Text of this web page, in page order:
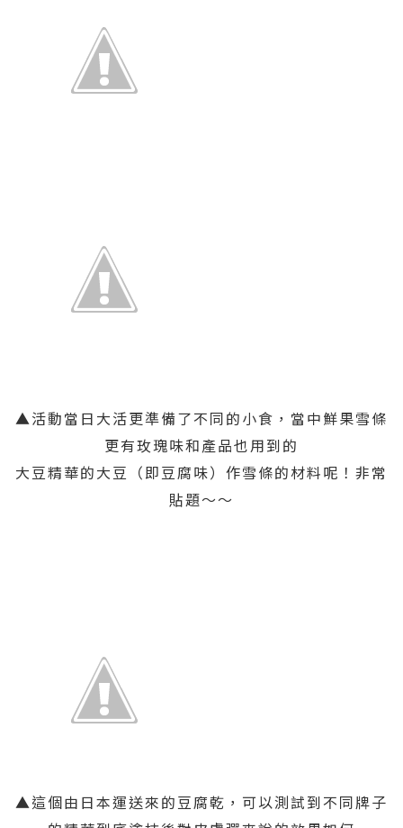
▲活動當日大活更準備了不同的小食，當中鮮果雪條
更有玫瑰味和產品也用到的
大豆精華的大豆（即豆腐味）作雪條的材料呢！非常
貼題～～
▲這個由日本運送來的豆腐乾，可以測試到不同牌子